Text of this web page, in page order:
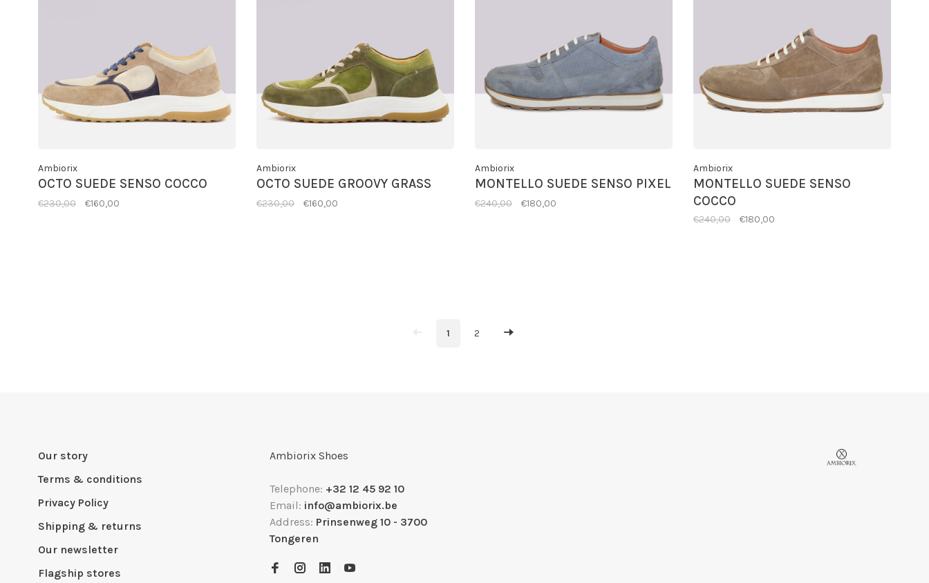
Ambiorix
OCTO SUEDE SENSO COCCO
€230,00 €160,00
Ambiorix
OCTO SUEDE GROOVY GRASS
€230,00 €160,00
Ambiorix
MONTELLO SUEDE SENSO PIXEL
€240,00 €180,00
Ambiorix
MONTELLO SUEDE SENSO
COCCO
€240,00 €180,00
1 2
Our story
Terms & conditions
Privacy Policy
Shipping & returns
Our newsletter
Flagship stores
Ambiorix Shoes
Telephone: +32 12 45 92 10
Email: info@ambiorix.be
Address: Prinsenweg 10 - 3700
Tongeren